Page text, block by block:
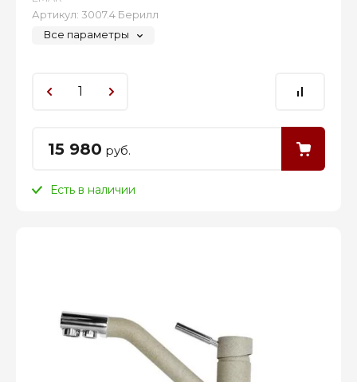
Артикул: 3007.4 Берилл
Все параметры
15 980 руб.
Есть в наличии